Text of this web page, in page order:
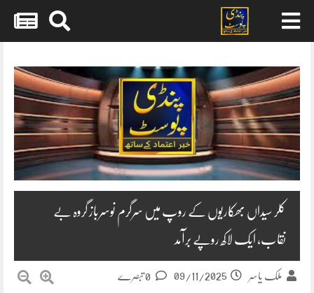
content
کلر سیداں بھکاریوں کے روپ میں سرگرم نوسرباز گروہ بے
نقاب، ایک لاکھ روپے برآمد
ملک یاسر 09/11/2025